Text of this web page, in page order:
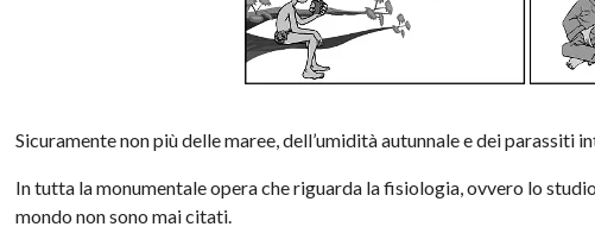
Sicuramente non più delle maree, dell’umidità autunnale e dei parassiti
In tutta la monumentale opera che riguarda la fisiologia, ovvero lo
mondo non sono mai citati.